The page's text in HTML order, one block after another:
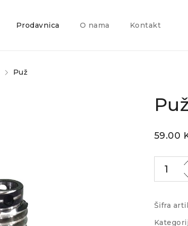
Prodavnica O nama Kontakt
Puž
59.00
Šifra